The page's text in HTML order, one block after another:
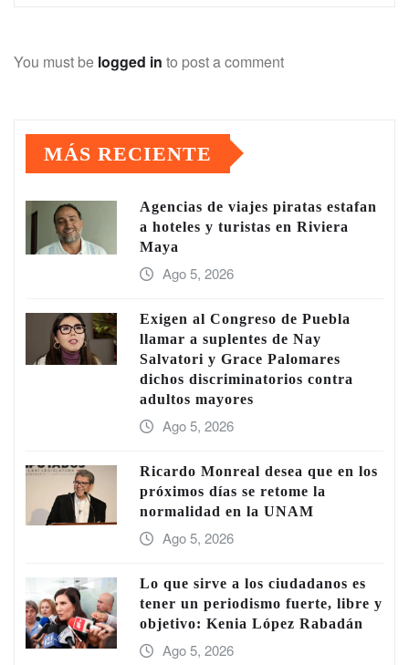
You must be logged in to post a comment
MÁS RECIENTE
Agencias de viajes piratas estafan
a hoteles y turistas en Riviera
Maya
Ago 5, 2026
Exigen al Congreso de Puebla
llamar a suplentes de Nay
Salvatori y Grace Palomares
dichos discriminatorios contra
adultos mayores
Ago 5, 2026
Ricardo Monreal desea que en los
próximos días se retome la
normalidad en la UNAM
Ago 5, 2026
Lo que sirve a los ciudadanos es
tener un periodismo fuerte, libre y
objetivo: Kenia López Rabadán
Ago 5, 2026